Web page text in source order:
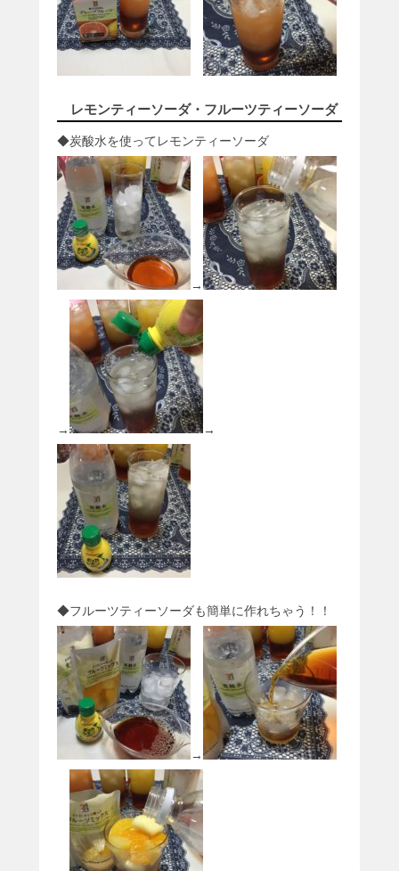
レモンティーソーダ・フルーツティーソーダ
◆炭酸水を使ってレモンティーソーダ
→
→ →
◆フルーツティーソーダも簡単に作れちゃう！！
→